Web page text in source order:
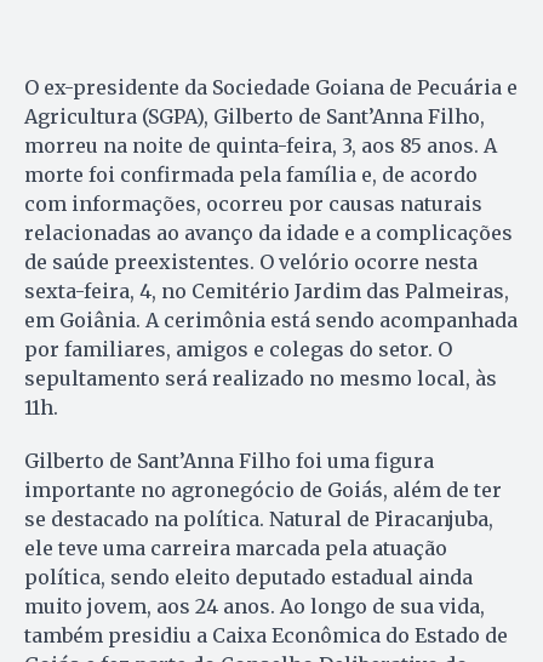
O ex-presidente da Sociedade Goiana de Pecuária e
Agricultura (SGPA), Gilberto de Sant’Anna Filho,
morreu na noite de quinta-feira, 3, aos 85 anos. A
morte foi confirmada pela família e, de acordo
com informações, ocorreu por causas naturais
relacionadas ao avanço da idade e a complicações
de saúde preexistentes. O velório ocorre nesta
sexta-feira, 4, no Cemitério Jardim das Palmeiras,
em Goiânia. A cerimônia está sendo acompanhada
por familiares, amigos e colegas do setor. O
sepultamento será realizado no mesmo local, às
11h.
Gilberto de Sant’Anna Filho foi uma figura
importante no agronegócio de Goiás, além de ter
se destacado na política. Natural de Piracanjuba,
ele teve uma carreira marcada pela atuação
política, sendo eleito deputado estadual ainda
muito jovem, aos 24 anos. Ao longo de sua vida,
também presidiu a Caixa Econômica do Estado de